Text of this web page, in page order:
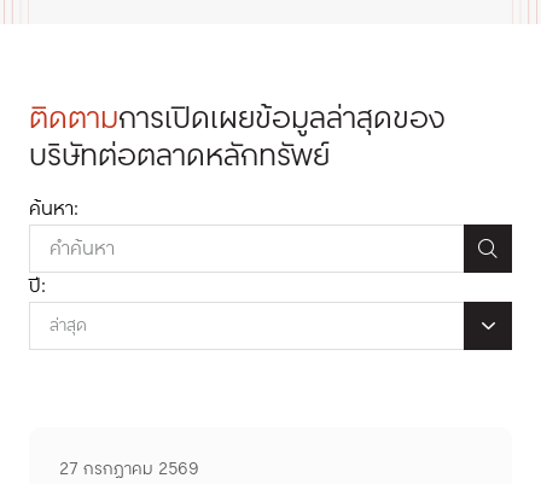
ติดตามการเปิดเผยข้อมูลล่าสุดของ
บริษัทต่อตลาดหลักทรัพย์
ค้นหา:
ปี:
ล่าสุด
27 กรกฎาคม 2569